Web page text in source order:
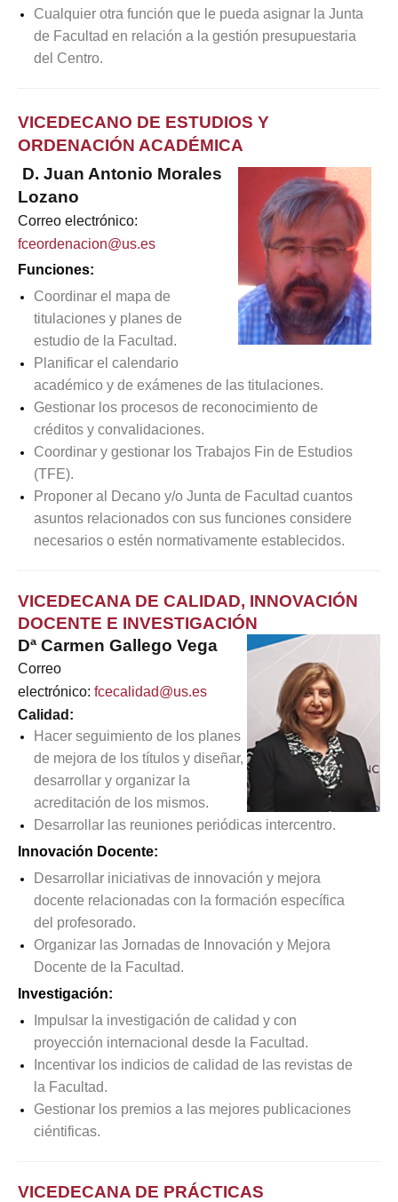
Cualquier otra función que le pueda asignar la Junta
de Facultad en relación a la gestión presupuestaria
del Centro.
VICEDECANO DE ESTUDIOS Y
ORDENACIÓN ACADÉMICA
D. Juan Antonio Morales
Lozano
Correo electrónico:
fceordenacion@us.es
Funciones:
Coordinar el mapa de
titulaciones y planes de
estudio de la Facultad.
Planificar el calendario
académico y de exámenes de las titulaciones.
Gestionar los procesos de reconocimiento de
créditos y convalidaciones.
Coordinar y gestionar los Trabajos Fin de Estudios
(TFE).
Proponer al Decano y/o Junta de Facultad cuantos
asuntos relacionados con sus funciones considere
necesarios o estén normativamente establecidos.
VICEDECANA DE CALIDAD, INNOVACIÓN
DOCENTE E INVESTIGACIÓN
Dª Carmen Gallego Vega
Correo
electrónico: fcecalidad@us.es
Calidad:
Hacer seguimiento de los planes
de mejora de los títulos y diseñar,
desarrollar y organizar la
acreditación de los mismos.
Desarrollar las reuniones periódicas intercentro.
Innovación Docente:
Desarrollar iniciativas de innovación y mejora
docente relacionadas con la formación específica
del profesorado.
Organizar las Jornadas de Innovación y Mejora
Docente de la Facultad.
Investigación:
Impulsar la investigación de calidad y con
proyección internacional desde la Facultad.
Incentivar los indicios de calidad de las revistas de
la Facultad.
Gestionar los premios a las mejores publicaciones
ciéntificas.
VICEDECANA DE PRÁCTICAS